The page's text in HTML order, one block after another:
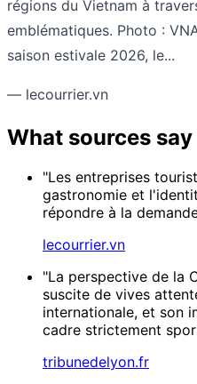
régions du Vietnam à
emblématiques. Photo :
saison estivale 2026, le...
— lecourrier.vn
What sources say
"Les entreprises
gastronomie et
répondre à la
lecourrier.vn
"La perspective de la
suscite de vives
internationale, et son
cadre strictement
tribunedelyon.fr